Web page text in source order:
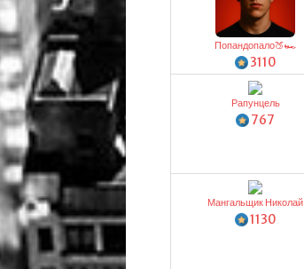
Попандопало🍑🏎️
3110
Рапунцель
767
Мангальщик Николай
1130